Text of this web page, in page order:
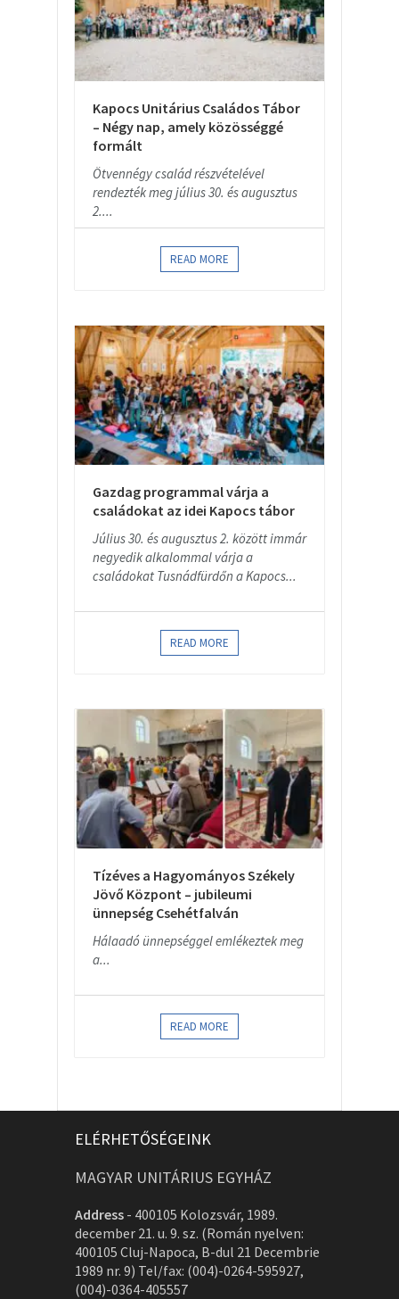
Kapocs Unitárius Családos Tábor
– Négy nap, amely közösséggé
formált
Ötvennégy család részvételével
rendezték meg július 30. és augusztus
2....
READ MORE
Gazdag programmal várja a
családokat az idei Kapocs tábor
Július 30. és augusztus 2. között immár
negyedik alkalommal várja a
családokat Tusnádfürdőn a Kapocs...
READ MORE
Tízéves a Hagyományos Székely
Jövő Központ – jubileumi
ünnepség Csehétfalván
Hálaadó ünnepséggel emlékeztek meg
a...
READ MORE
ELÉRHETŐSÉGEINK
MAGYAR UNITÁRIUS EGYHÁZ
Address - 400105 Kolozsvár, 1989.
december 21. u. 9. sz. (Román nyelven:
400105 Cluj-Napoca, B-dul 21 Decembrie
1989 nr. 9) Tel/fax: (004)-0264-595927,
(004)-0364-405557